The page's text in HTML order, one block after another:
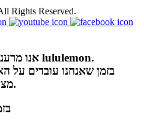
Rights Reserved.
אנו מרעננים את חוויית הקנייה באתר lululemon.
בזמן שאנחנו עובדים על
מצומצם יותר, עקב מלאי מוגבל.